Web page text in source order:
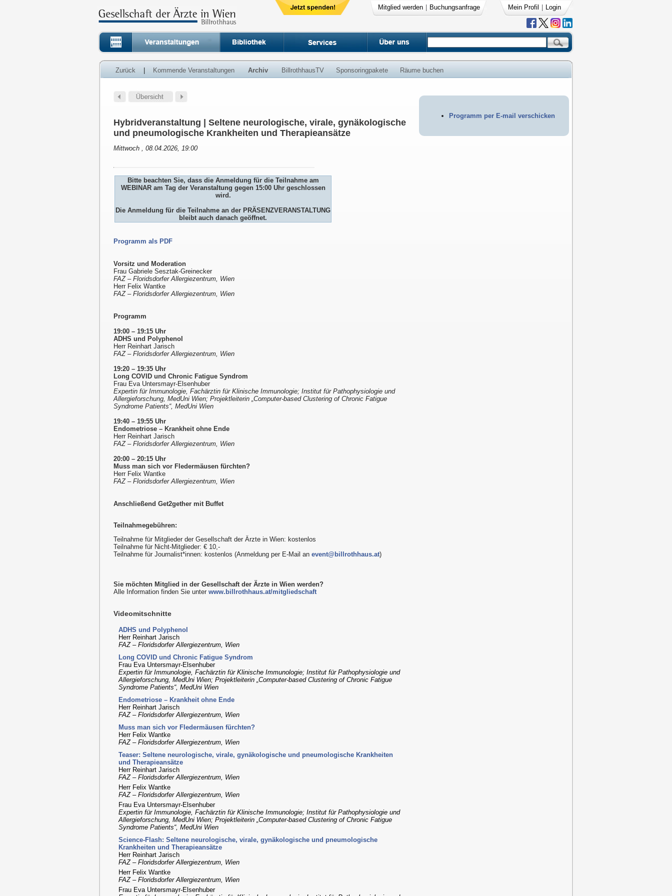
Mitglied werden Buchungsanfrage Mein Profil Login
Zurück Kommende Veranstaltungen Archiv BillrothhausTV Sponsoringpakete Räume buchen
Programm per E-mail verschicken
Hybridveranstaltung | Seltene neurologische, virale, gynäkologische
und pneumologische Krankheiten und Therapieansätze
Mittwoch , 08.04.2026, 19:00
Bitte beachten Sie, dass die Anmeldung für die Teilnahme am
WEBINAR am Tag der Veranstaltung gegen 15:00 Uhr geschlossen
wird.
Die Anmeldung für die Teilnahme an der PRÄSENZVERANSTALTUNG
bleibt auch danach geöffnet.
Programm als PDF
Vorsitz und Moderation
Frau Gabriele Sesztak-Greinecker
FAZ – Floridsdorfer Allergiezentrum, Wien
Herr Felix Wantke
FAZ – Floridsdorfer Allergiezentrum, Wien
Programm
19:00 – 19:15 Uhr
ADHS und Polyphenol
Herr Reinhart Jarisch
FAZ – Floridsdorfer Allergiezentrum, Wien
19:20 – 19:35 Uhr
Long COVID und Chronic Fatigue Syndrom
Frau Eva Untersmayr-Elsenhuber
Expertin für Immunologie, Fachärztin für Klinische Immunologie; Institut für Pathophysiologie und
Allergieforschung, MedUni Wien; Projektleiterin „Computer-based Clustering of Chronic Fatigue
Syndrome Patients“, MedUni Wien
19:40 – 19:55 Uhr
Endometriose – Krankheit ohne Ende
Herr Reinhart Jarisch
FAZ – Floridsdorfer Allergiezentrum, Wien
20:00 – 20:15 Uhr
Muss man sich vor Fledermäusen fürchten?
Herr Felix Wantke
FAZ – Floridsdorfer Allergiezentrum, Wien
Anschließend Get2gether mit Buffet
Teilnahmegebühren:
Teilnahme für Mitglieder der Gesellschaft der Ärzte in Wien: kostenlos
Teilnahme für Nicht-Mitglieder: € 10,-
Teilnahme für Journalist*innen: kostenlos (Anmeldung per E-Mail an event@billrothhaus.at)
Sie möchten Mitglied in der Gesellschaft der Ärzte in Wien werden?
Alle Information finden Sie unter www.billrothhaus.at/mitgliedschaft
Videomitschnitte
ADHS und Polyphenol
Herr Reinhart Jarisch
FAZ – Floridsdorfer Allergiezentrum, Wien
Long COVID und Chronic Fatigue Syndrom
Frau Eva Untersmayr-Elsenhuber
Expertin für Immunologie, Fachärztin für Klinische Immunologie; Institut für Pathophysiologie und
Allergieforschung, MedUni Wien; Projektleiterin „Computer-based Clustering of Chronic Fatigue
Syndrome Patients“, MedUni Wien
Endometriose – Krankheit ohne Ende
Herr Reinhart Jarisch
FAZ – Floridsdorfer Allergiezentrum, Wien
Muss man sich vor Fledermäusen fürchten?
Herr Felix Wantke
FAZ – Floridsdorfer Allergiezentrum, Wien
Teaser: Seltene neurologische, virale, gynäkologische und pneumologische Krankheiten
und Therapieansätze
Herr Reinhart Jarisch
FAZ – Floridsdorfer Allergiezentrum, Wien
Herr Felix Wantke
FAZ – Floridsdorfer Allergiezentrum, Wien
Frau Eva Untersmayr-Elsenhuber
Expertin für Immunologie, Fachärztin für Klinische Immunologie; Institut für Pathophysiologie und
Allergieforschung, MedUni Wien; Projektleiterin „Computer-based Clustering of Chronic Fatigue
Syndrome Patients“, MedUni Wien
Science-Flash: Seltene neurologische, virale, gynäkologische und pneumologische
Krankheiten und Therapieansätze
Herr Reinhart Jarisch
FAZ – Floridsdorfer Allergiezentrum, Wien
Herr Felix Wantke
FAZ – Floridsdorfer Allergiezentrum, Wien
Frau Eva Untersmayr-Elsenhuber